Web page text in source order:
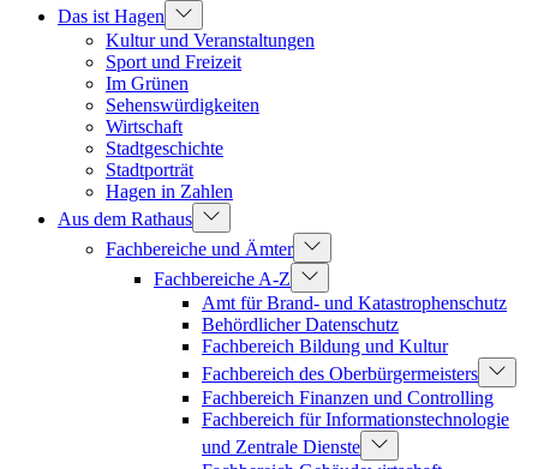
Das ist Hagen
Kultur und Veranstaltungen
Sport und Freizeit
Im Grünen
Sehenswürdigkeiten
Wirtschaft
Stadtgeschichte
Stadtporträt
Hagen in Zahlen
Aus dem Rathaus
Fachbereiche und Ämter
Fachbereiche A-Z
Amt für Brand- und Katastrophenschutz
Behördlicher Datenschutz
Fachbereich Bildung und Kultur
Fachbereich des Oberbürgermeisters
Fachbereich Finanzen und Controlling
Fachbereich für Informationstechnologie
und Zentrale Dienste